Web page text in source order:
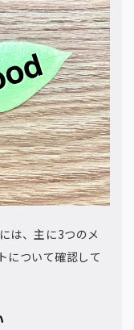
は、主に3つのメ
について確認して